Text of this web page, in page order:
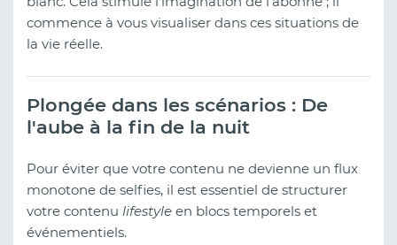
commence à vous visualiser dans ces situations de
la vie réelle.
Plongée dans les scénarios : De
l'aube à la fin de la nuit
Pour éviter que votre contenu ne devienne un flux
monotone de selfies, il est essentiel de structurer
votre contenu lifestyle en blocs temporels et
événementiels.